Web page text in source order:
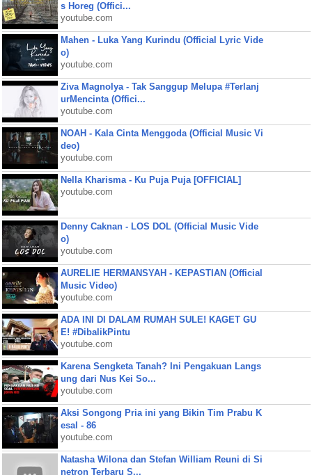
s Horeg (Offici...
youtube.com
Mahen - Luka Yang Kurindu (Official Lyric Vide
o)
youtube.com
Ziva Magnolya - Tak Sanggup Melupa #Terlanj
urMencinta (Offici...
youtube.com
NOAH - Kala Cinta Menggoda (Official Music Vi
deo)
youtube.com
Nella Kharisma - Ku Puja Puja [OFFICIAL]
youtube.com
Denny Caknan - LOS DOL (Official Music Vide
o)
youtube.com
AURELIE HERMANSYAH - KEPASTIAN (Official
Music Video)
youtube.com
ADA INI DI DALAM RUMAH SULE! KAGET GU
E! #DibalikPintu
youtube.com
Karena Sengketa Tanah? Ini Pengakuan Langs
ung dari Nus Kei So...
youtube.com
Aksi Songong Pria ini yang Bikin Tim Prabu K
esal - 86
youtube.com
Natasha Wilona dan Stefan William Reuni di Si
netron Terbaru S...